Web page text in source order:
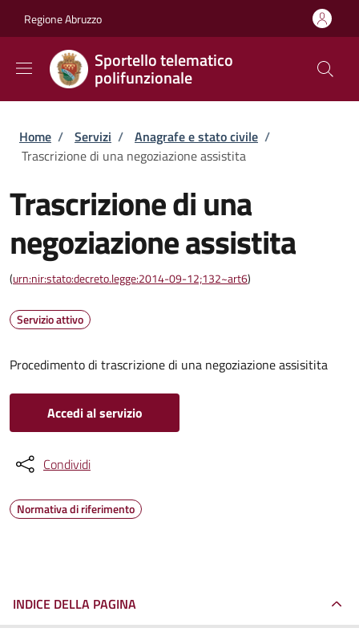
Regione Abruzzo
Sportello telematico
polifunzionale
Briciole di pane
Home / Servizi / Anagrafe e stato civile /
Trascrizione di una negoziazione assistita
Trascrizione di una
negoziazione assistita
(urn:nir:stato:decreto.legge:2014-09-12;132~art6)
Servizio attivo
Procedimento di trascrizione di una negoziazione assisitita
Accedi al servizio
Condividi
Normativa di riferimento
INDICE DELLA PAGINA